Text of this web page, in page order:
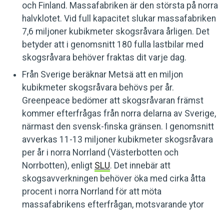
och Finland. Massafabriken är den största på norra
halvklotet. Vid full kapacitet slukar massafabriken
7,6 miljoner kubikmeter skogsråvara årligen. Det
betyder att i genomsnitt 180 fulla lastbilar med
skogsråvara behöver fraktas dit varje dag.
Från Sverige beräknar Metsä att en miljon
kubikmeter skogsråvara behövs per år.
Greenpeace bedömer att skogsråvaran främst
kommer efterfrågas från norra delarna av Sverige,
närmast den svensk-finska gränsen. I genomsnitt
avverkas 11-13 miljoner kubikmeter skogsråvara
per år i norra Norrland (Västerbotten och
Norrbotten), enligt SLU. Det innebär att
skogsavverkningen behöver öka med cirka åtta
procent i norra Norrland för att möta
massafabrikens efterfrågan, motsvarande ytor